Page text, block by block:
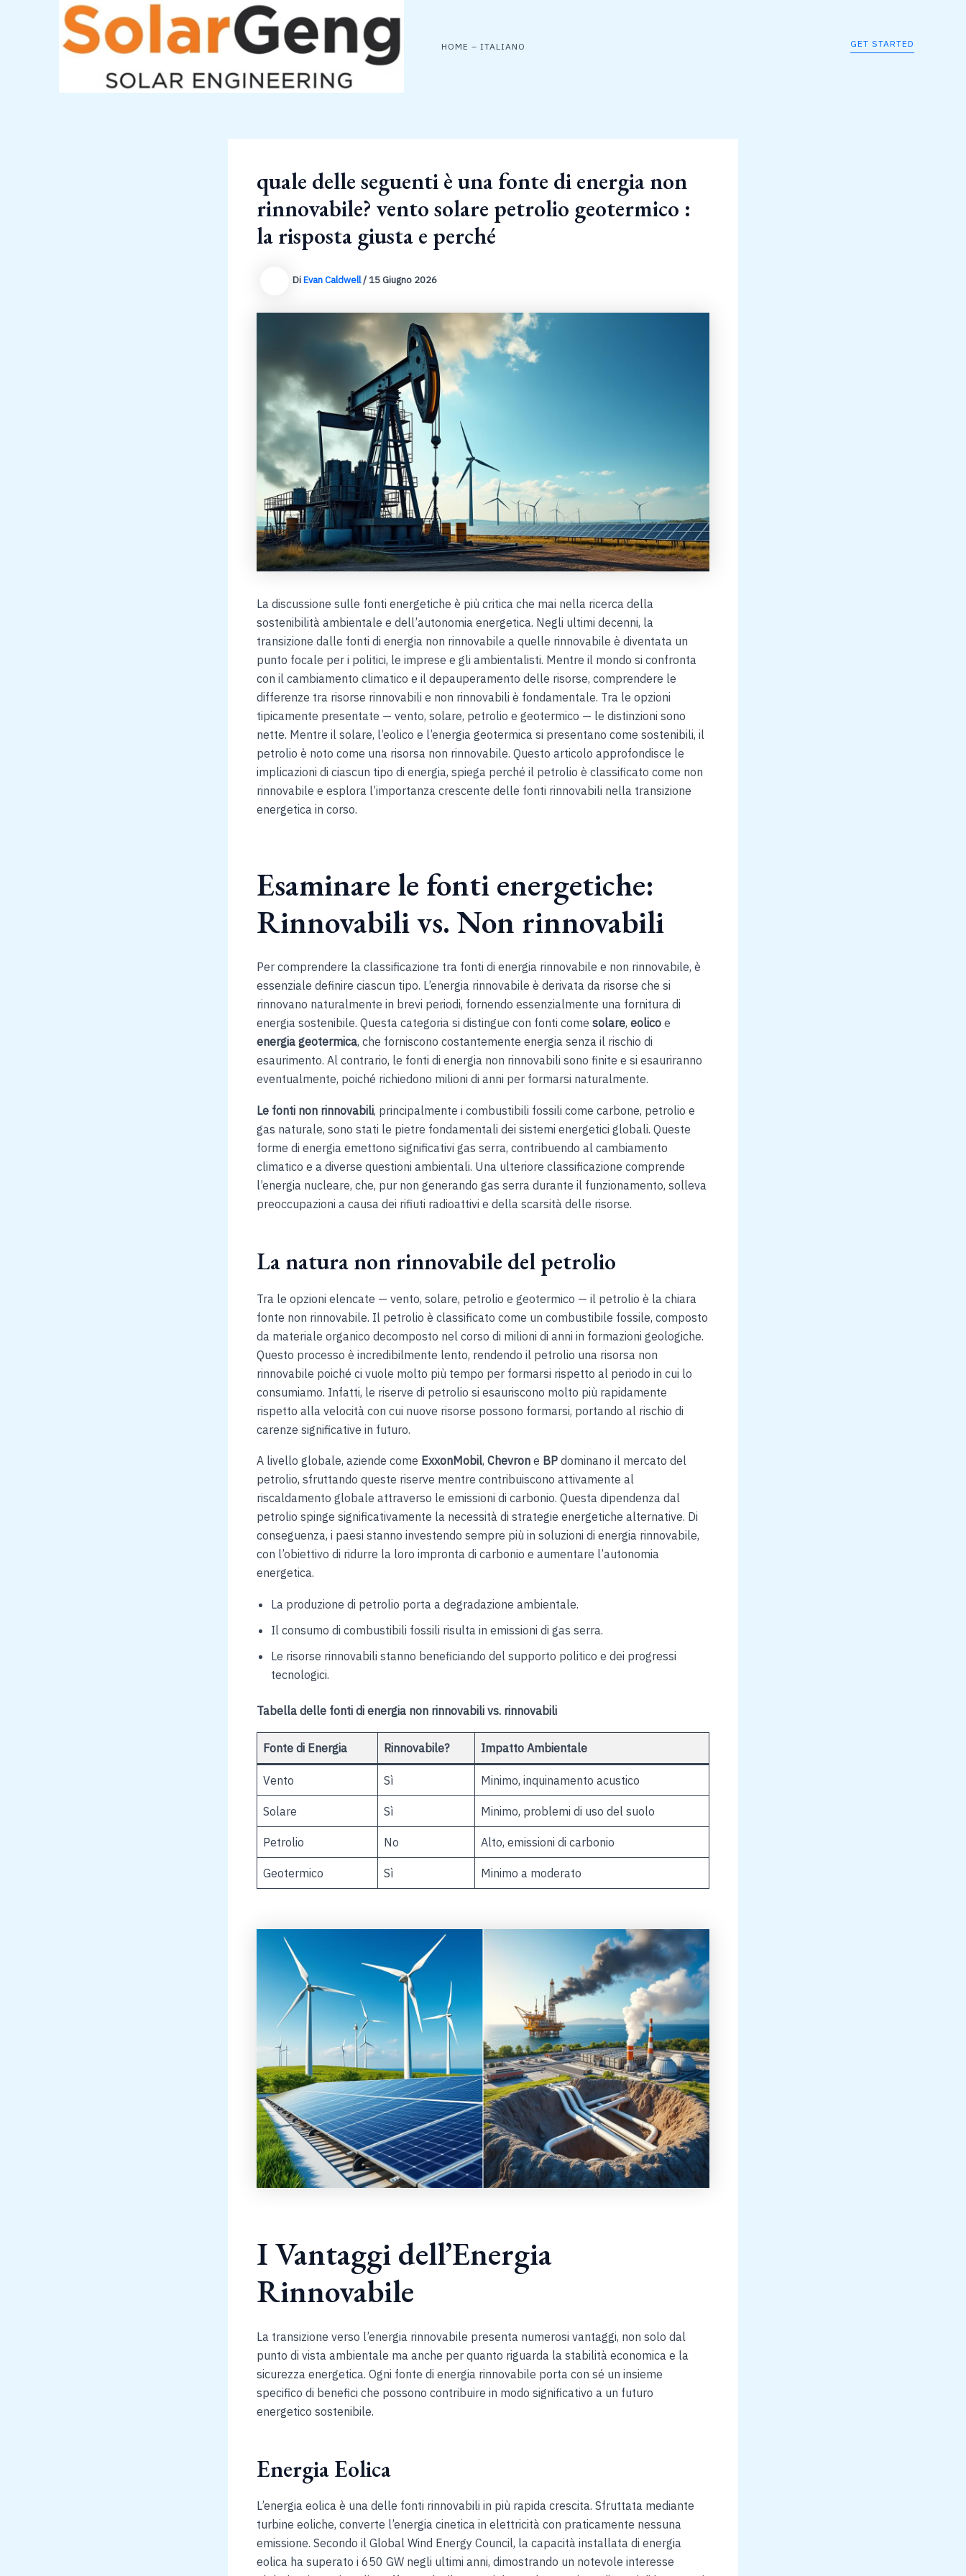
HOME – ITALIANO GET STARTED
quale delle seguenti è una fonte di energia non
rinnovabile? vento solare petrolio geotermico :
la risposta giusta e perché
DiEvan Caldwell/ 15 Giugno 2026
La discussione sulle fonti energetiche è più critica che mai nella ricerca della
sostenibilità ambientale e dell’autonomia energetica. Negli ultimi decenni, la
transizione dalle fonti di energia non rinnovabile a quelle rinnovabile è diventata un
punto focale per i politici, le imprese e gli ambientalisti. Mentre il mondo si confronta
con il cambiamento climatico e il depauperamento delle risorse, comprendere le
differenze tra risorse rinnovabili e non rinnovabili è fondamentale. Tra le opzioni
tipicamente presentate — vento, solare, petrolio e geotermico — le distinzioni sono
nette. Mentre il solare, l’eolico e l’energia geotermica si presentano come sostenibili, il
petrolio è noto come una risorsa non rinnovabile. Questo articolo approfondisce le
implicazioni di ciascun tipo di energia, spiega perché il petrolio è classificato come non
rinnovabile e esplora l’importanza crescente delle fonti rinnovabili nella transizione
energetica in corso.
Esaminare le fonti energetiche:
Rinnovabili vs. Non rinnovabili
Per comprendere la classificazione tra fonti di energia rinnovabile e non rinnovabile, è
essenziale definire ciascun tipo. L’energia rinnovabile è derivata da risorse che si
rinnovano naturalmente in brevi periodi, fornendo essenzialmente una fornitura di
energia sostenibile. Questa categoria si distingue con fonti come solare, eolico e
energia geotermica, che forniscono costantemente energia senza il rischio di
esaurimento. Al contrario, le fonti di energia non rinnovabili sono finite e si esauriranno
eventualmente, poiché richiedono milioni di anni per formarsi naturalmente.
Le fonti non rinnovabili, principalmente i combustibili fossili come carbone, petrolio e
gas naturale, sono stati le pietre fondamentali dei sistemi energetici globali. Queste
forme di energia emettono significativi gas serra, contribuendo al cambiamento
climatico e a diverse questioni ambientali. Una ulteriore classificazione comprende
l’energia nucleare, che, pur non generando gas serra durante il funzionamento, solleva
preoccupazioni a causa dei rifiuti radioattivi e della scarsità delle risorse.
La natura non rinnovabile del petrolio
Tra le opzioni elencate — vento, solare, petrolio e geotermico — il petrolio è la chiara
fonte non rinnovabile. Il petrolio è classificato come un combustibile fossile, composto
da materiale organico decomposto nel corso di milioni di anni in formazioni geologiche.
Questo processo è incredibilmente lento, rendendo il petrolio una risorsa non
rinnovabile poiché ci vuole molto più tempo per formarsi rispetto al periodo in cui lo
consumiamo. Infatti, le riserve di petrolio si esauriscono molto più rapidamente
rispetto alla velocità con cui nuove risorse possono formarsi, portando al rischio di
carenze significative in futuro.
A livello globale, aziende come ExxonMobil, Chevron e BP dominano il mercato del
petrolio, sfruttando queste riserve mentre contribuiscono attivamente al
riscaldamento globale attraverso le emissioni di carbonio. Questa dipendenza dal
petrolio spinge significativamente la necessità di strategie energetiche alternative. Di
conseguenza, i paesi stanno investendo sempre più in soluzioni di energia rinnovabile,
con l’obiettivo di ridurre la loro impronta di carbonio e aumentare l’autonomia
energetica.
La produzione di petrolio porta a degradazione ambientale.
Il consumo di combustibili fossili risulta in emissioni di gas serra.
Le risorse rinnovabili stanno beneficiando del supporto politico e dei progressi
tecnologici.
Tabella delle fonti di energia non rinnovabili vs. rinnovabili
Fonte di Energia Rinnovabile? Impatto Ambientale
Vento Sì Minimo, inquinamento acustico
Solare Sì Minimo, problemi di uso del suolo
Petrolio No Alto, emissioni di carbonio
Geotermico Sì Minimo a moderato
I Vantaggi dell’Energia
Rinnovabile
La transizione verso l’energia rinnovabile presenta numerosi vantaggi, non solo dal
punto di vista ambientale ma anche per quanto riguarda la stabilità economica e la
sicurezza energetica. Ogni fonte di energia rinnovabile porta con sé un insieme
specifico di benefici che possono contribuire in modo significativo a un futuro
energetico sostenibile.
Energia Eolica
L’energia eolica è una delle fonti rinnovabili in più rapida crescita. Sfruttata mediante
turbine eoliche, converte l’energia cinetica in elettricità con praticamente nessuna
emissione. Secondo il Global Wind Energy Council, la capacità installata di energia
eolica ha superato i 650 GW negli ultimi anni, dimostrando un notevole interesse